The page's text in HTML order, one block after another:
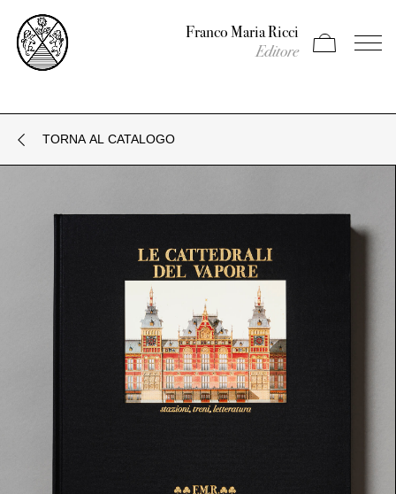
Franco Maria Ricci
Editore Apri carrello
Apri il
TORNA AL CATALOGO